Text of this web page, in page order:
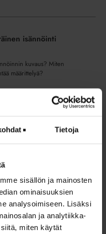
Tietoja
sisällön ja mainosten
ominaisuuksien
analysoimiseen. Lisäksi
ja analytiikka-
miten käytät
isännöinti
kuvaus? Miten
määrittelyä?
ja mitä velvoitteita laissa on?